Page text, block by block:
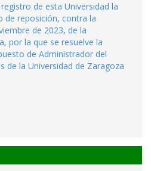
de esta Universidad la
de reposición, contra la
de 2023, de la
por la que se resuelve la
de Administrador del
de la Universidad de Zaragoza